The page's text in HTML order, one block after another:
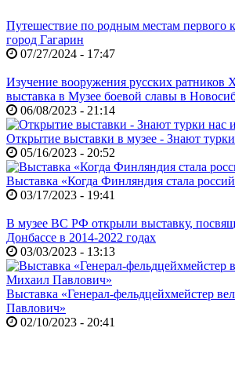
Путешествие по родным местам первого
город Гагарин
07/27/2024 - 17:47
Изучение вооружения русских ратников
выставка в Музее боевой славы в
06/08/2023 - 21:14
Открытие выставки в музее - Знают
05/16/2023 - 20:52
Выставка «Когда Финляндия стала
03/17/2023 - 19:41
В музее ВС РФ открыли выставку,
Донбассе в 2014-2022 годах
03/03/2023 - 13:13
Выставка «Генерал-фельдцейхмейстер
Павлович»
02/10/2023 - 20:41